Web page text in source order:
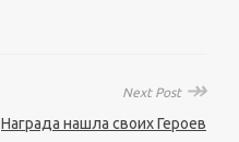
Next Post ↠
Награда нашла своих Героев